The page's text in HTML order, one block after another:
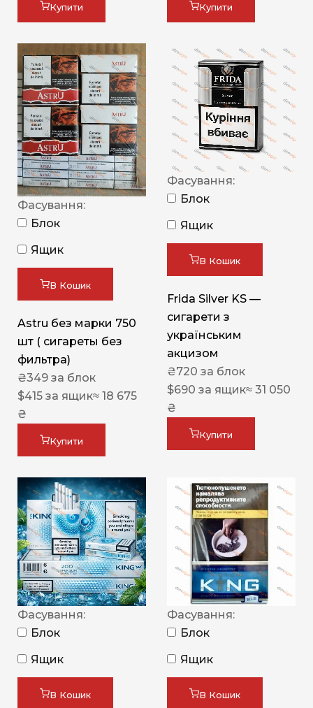
Купити Купити
Фасування:
Блок
Ящик
В Кошик
Astru без марки 750
шт ( сигареты без
фильтра)
₴349 за блок
$415 за ящик≈ 18 675
₴
Купити
Фасування:
Блок
Ящик
В Кошик
Frida Silver KS —
сигарети з
українським
акцизом
₴720 за блок
$690 за ящик≈ 31 050
₴
Купити
Фасування:
Блок
Ящик
В Кошик
Фасування:
Блок
Ящик
В Кошик